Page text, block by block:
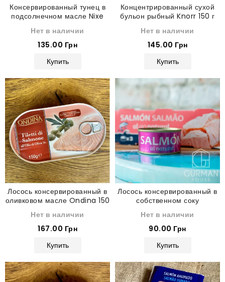
Консервированный тунец в
подсолнечном масле Nixe
Нет в наличии
135.00 Грн
Купить
Концентрированный сухой
бульон рыбный Knorr 150 г
Нет в наличии
145.00 Грн
Купить
Лосось консервированный в
оливковом масле Ondina 150
Нет в наличии
167.00 Грн
Купить
Лосось консервированный в
собственном соку
Нет в наличии
90.00 Грн
Купить